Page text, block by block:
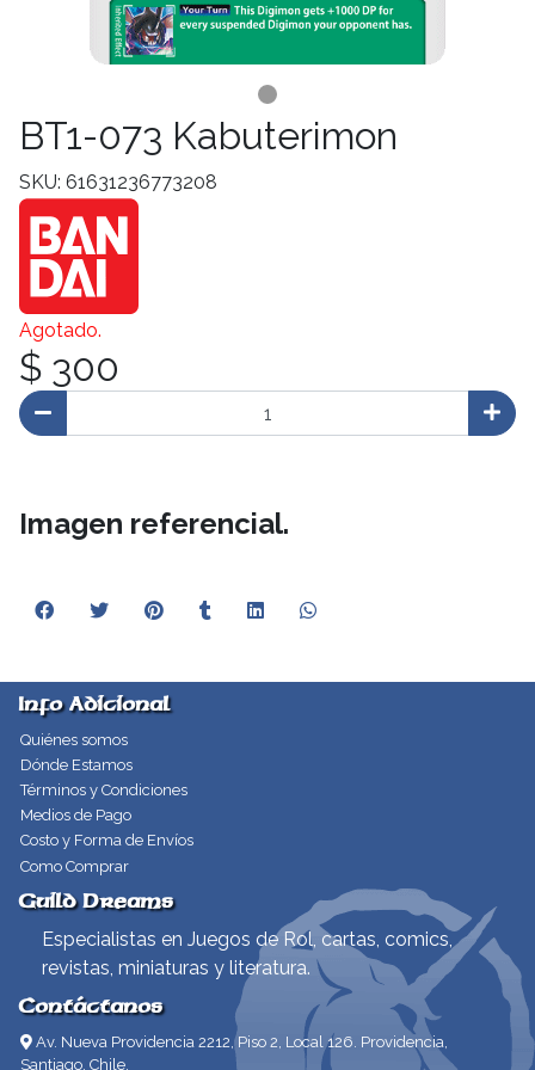
BT1-073 Kabuterimon
SKU: 61631236773208
Agotado.
$ 300
Imagen referencial.
Info Adicional
Quiénes somos
Dónde Estamos
Términos y Condiciones
Medios de Pago
Costo y Forma de Envíos
Como Comprar
Guild Dreams
Especialistas en Juegos de Rol, cartas, comics,
revistas, miniaturas y literatura.
Contáctanos
Av. Nueva Providencia 2212, Piso 2, Local 126. Providencia,
Santiago, Chile.